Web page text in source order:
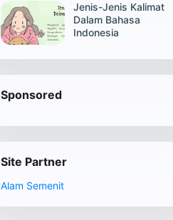
Jenis-Jenis Kalimat
Dalam Bahasa
Indonesia
Sponsored
Site Partner
Alam Semenit